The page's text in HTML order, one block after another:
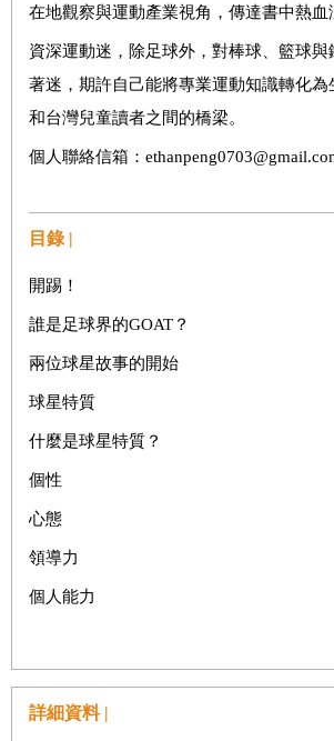
在地觀察與運動產業視角，傳達書中熱血
資深運動迷，除足球外，對棒球、籃球
著迷，期許自己能將專業運動知識轉化
和台灣兒童讀者之間的橋梁。
個人聯絡信箱：
目錄 |
開踢！
誰是足球界的GOAT？
兩位球星故事的開始
球星特質
什麼是球星特質？
個性
心態
領導力
個人能力
身體素質
腳下技術
詳細資料 |